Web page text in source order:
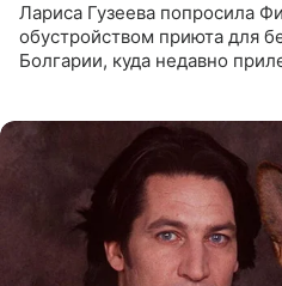
Лариса Гузеева попросила
обустройством приюта для
Болгарии, куда недавно